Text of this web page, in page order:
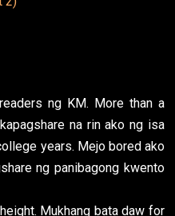
ng KM. More than a
na rin ako ng isa
years. Mejo bored ako
ng panibagong kwento
height. Mukhang bata daw for